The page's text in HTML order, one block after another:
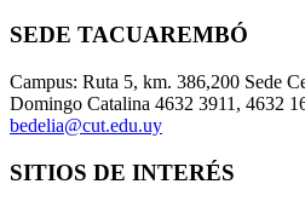
SEDE TACUAREMBÓ
Campus: Ruta 5, km. 386,200 Sede
Domingo Catalina 4632 3911, 4632
bedelia@cut.edu.uy
SITIOS DE INTERÉS